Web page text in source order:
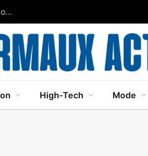
Javier Bardem brille dans Cape Fear sur Apple TV: une interprétation à couper le souffle
High-Tech Mode